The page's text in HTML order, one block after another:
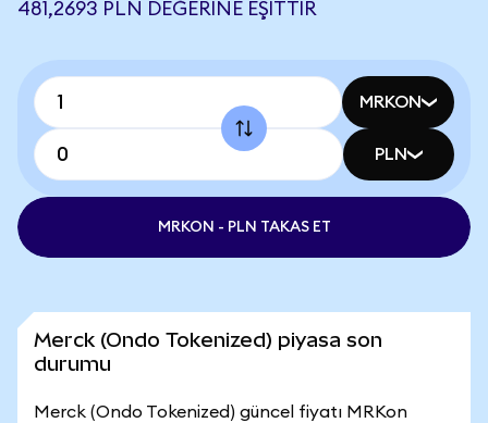
481,2693 PLN DEĞERINE EŞITTIR
MRKON
PLN
MRKON - PLN TAKAS ET
Merck (Ondo Tokenized) piyasa son
durumu
Merck (Ondo Tokenized) güncel fiyatı MRKon